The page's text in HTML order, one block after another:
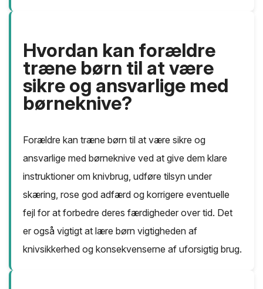
Hvordan kan forældre
træne børn til at være
sikre og ansvarlige med
børneknive?
Forældre kan træne børn til at være sikre og
ansvarlige med børneknive ved at give dem klare
instruktioner om knivbrug, udføre tilsyn under
skæring, rose god adfærd og korrigere eventuelle
fejl for at forbedre deres færdigheder over tid. Det
er også vigtigt at lære børn vigtigheden af
knivsikkerhed og konsekvenserne af uforsigtig brug.